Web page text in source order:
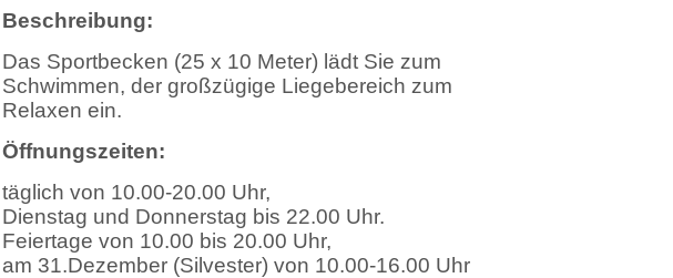
Beschreibung:
Das Sportbecken (25 x 10 Meter) lädt Sie zum
Schwimmen, der großzügige Liegebereich zum
Relaxen ein.
Öffnungszeiten:
täglich von 10.00-20.00 Uhr,
Dienstag und Donnerstag bis 22.00 Uhr.
Feiertage von 10.00 bis 20.00 Uhr,
am 31.Dezember (Silvester) von 10.00-16.00 Uhr